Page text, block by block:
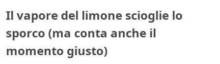
Il vapore del limone scioglie lo
sporco (ma conta anche il
momento giusto)